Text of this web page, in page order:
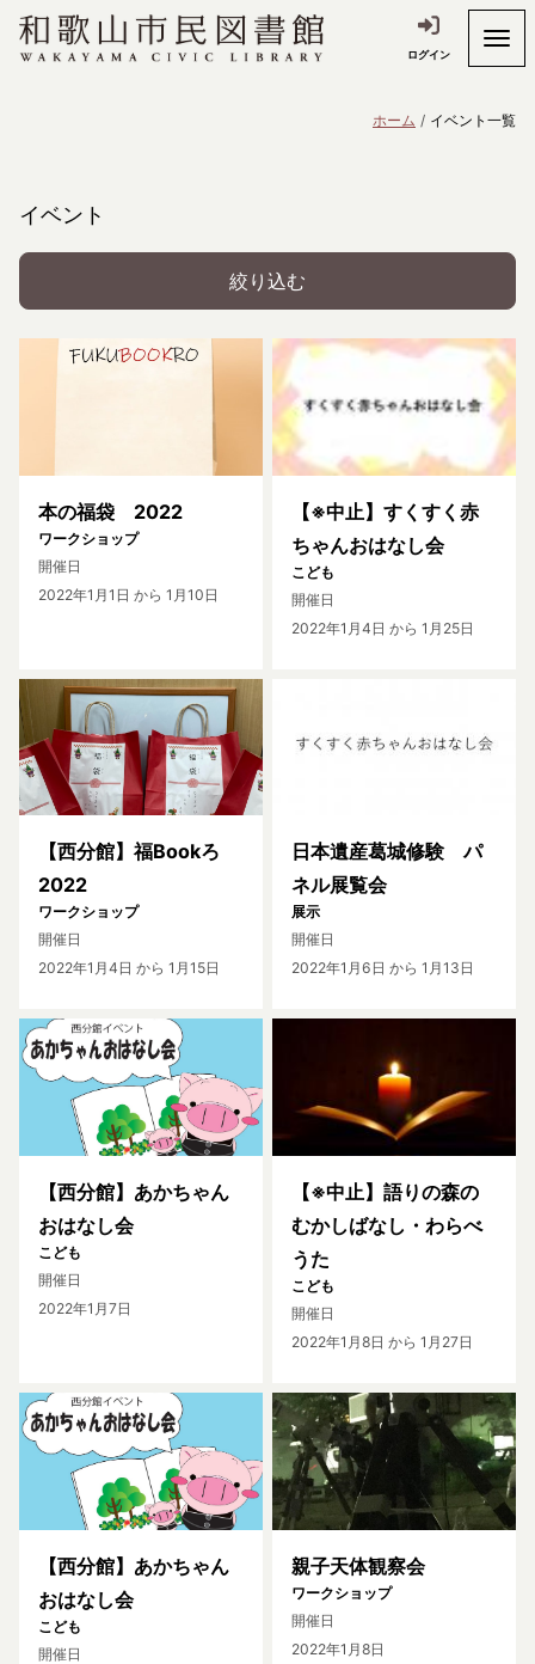
ログイン
ホーム イベント一覧
イベント
絞り込む
本の福袋 2022
ワークショップ
開催日
2022年1月1日 から 1月10日
【※中止】すくすく赤
ちゃんおはなし会
こども
開催日
2022年1月4日 から 1月25日
【西分館】福Bookろ
2022
ワークショップ
開催日
2022年1月4日 から 1月15日
日本遺産葛城修験 パ
ネル展覧会
展示
開催日
2022年1月6日 から 1月13日
【西分館】あかちゃん
おはなし会
こども
開催日
2022年1月7日
【※中止】語りの森の
むかしばなし・わらべ
うた
こども
開催日
2022年1月8日 から 1月27日
【西分館】あかちゃん
おはなし会
こども
開催日
親子天体観察会
ワークショップ
開催日
2022年1月8日